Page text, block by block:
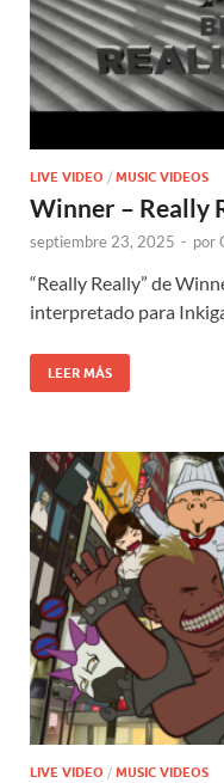
LIVE VIDEO / MUSIC VIDEOS
Winner – Really
septiembre 23, 2025 - por
“Really Really” de
interpretado para
LEER MÁS
LIVE VIDEO / MUSIC VIDEOS